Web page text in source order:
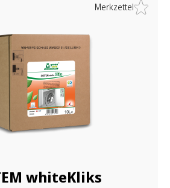
Merkzettel
whiteKliks